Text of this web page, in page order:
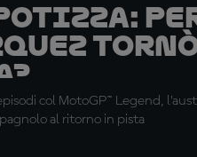
col MotoGP™ Legend,
al ritorno in pista